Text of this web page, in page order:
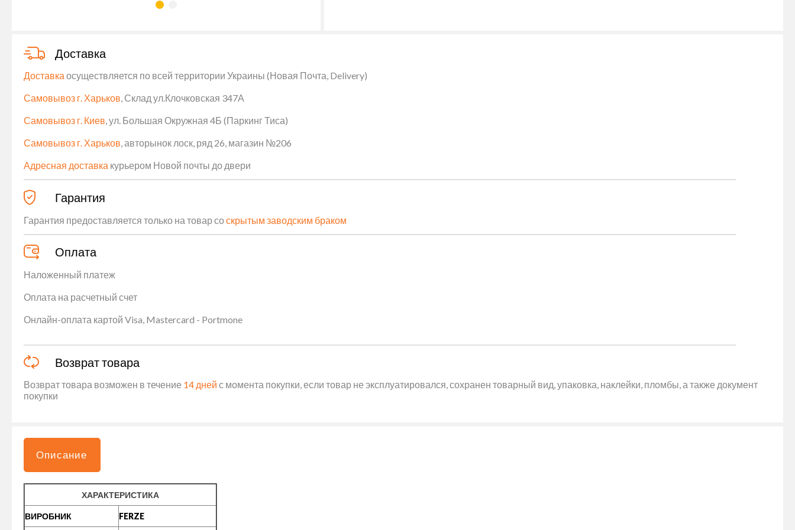
Доставка
Доставка осуществляется по всей территории Украины (Новая Почта, Delivery)
Самовывоз г. Харьков , Склад ул.Клочковская 347А
Самовывоз г. Киев , ул. Большая Окружная 4Б (Паркинг Тиса)
Самовывоз г. Харьков , авторынок лоск, ряд 26, магазин №206
Адресная доставка курьером Новой почты до двери
Гарантия
Гарантия предоставляется только на товар соскрытым заводским браком
Оплата
Наложенный платеж
Оплата на расчетный счет
Онлайн-оплата картой Visa, Mastercard - Portmone
Возврат товара
Возврат товара возможен в течение 14 дней с момента покупки, если товар не эксплуатировался, сохранен товарный вид, упаковка, наклейки, пломбы, а также документ
покупки
Описание
ХАРАКТЕРИСТИКА
ВИРОБНИК FERZE